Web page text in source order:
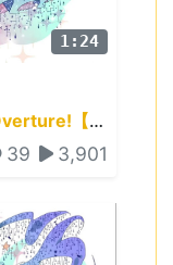
1:24
【初音ミク】おーばちゅあ！/ Overture!【ぐりはまT】
39 3,901